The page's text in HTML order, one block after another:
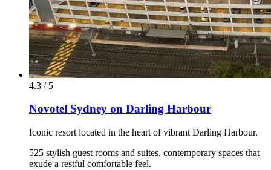
4.3 / 5
Novotel Sydney on Darling Harbour
Iconic resort located in the heart of vibrant Darling Harbour.
525 stylish guest rooms and suites, contemporary spaces that
exude a restful comfortable feel.